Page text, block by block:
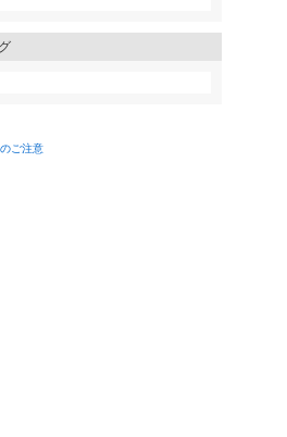
ご注意